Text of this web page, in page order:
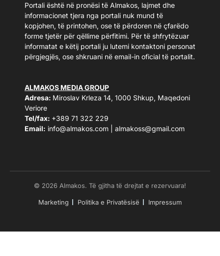
Portali është në pronësi të Almakos, lajmet dhe
informacionet tjera nga portali nuk mund të
kopjohen, të printohen, ose të përdoren në çfarëdo
forme tjetër për qëllime përfitimi. Për të shfrytëzuar
informatat e këtij portali ju lutemi kontaktoni personat
përgjegjës, ose shkruani në email-in oficial të portalit.
ALMAKOS MEDIA GROUP
Adresa: Miroslav Krleza 14, 1000 Shkup, Maqedoni
Veriore
Tel/fax: +389 71 322 229
Email: info@almakos.com almakoss@gmail.com
© 2026 Almakos. Të gjitha të drejtat e rezervuara!
Marketing Politika e Privatësisë Impressum